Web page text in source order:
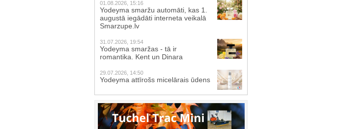
01.08.2026, 15:16
Yodeyma smaržu automāti, kas 1.
augustā iegādāti interneta veikalā
Smarzupe.lv
31.07.2026, 19:54
Yodeyma smaržas - tā ir
romantika. Kent un Dinara
29.07.2026, 14:50
Yodeyma attīrošs micelārais ūdens